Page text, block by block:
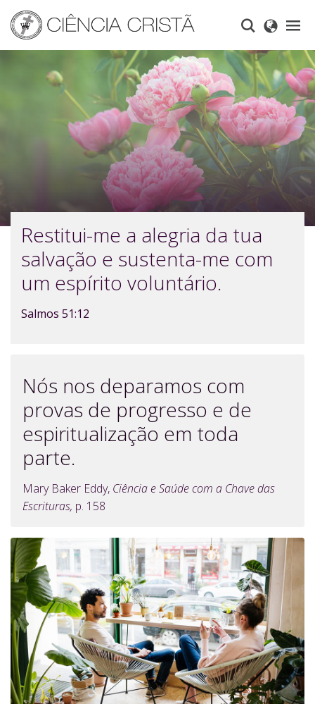
main
content
Restitui-me a alegria da tua
salvação e sustenta-me com
um espírito voluntário.
Salmos 51:12
Nós nos deparamos com
provas de progresso e de
espiritualização em toda
parte.
Mary Baker Eddy, Ciência e Saúde com a Chave das
Escrituras, p. 158